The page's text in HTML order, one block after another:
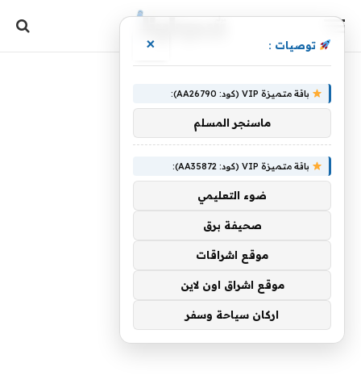
توصيات : ×
باقة متميزة VIP (كود: AA26790):
ماسنجر المسلم
باقة متميزة VIP (كود: AA35872):
ضوء التعليمي
صحيفة برق
موقع اشراقات
موقع اشراق اون لاين
اركان سياحة وسفر